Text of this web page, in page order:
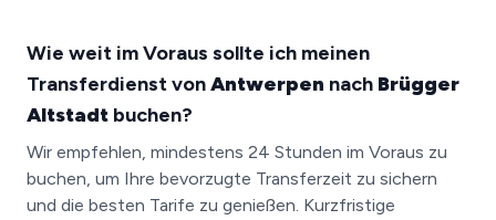
Wie weit im Voraus sollte ich meinen
Transferdienst vonAntwerpen nach Brügger
Altstadt buchen?
Wir empfehlen, mindestens 24 Stunden im Voraus zu
buchen, um Ihre bevorzugte Transferzeit zu sichern
und die besten Tarife zu genießen. Kurzfristige